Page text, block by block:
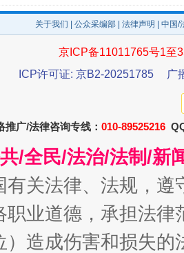
全局
今
关于我们 公众采编部 法律声明 | 中国
京ICP备11011765号1至
ICP许可证: 京B2-20251785
广
推广/法律咨询专线： 010-89525216
/全民/法治/法制/新
有关法律、法规，
职业道德，承担法
）造成伤害和损失